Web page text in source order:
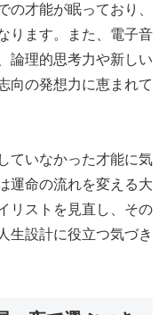
の才能が眠っており、
ります。また、電子音
論理的思考力や新しい
向の発想力に恵まれて
ていなかった才能に気
運命の流れを変える大
リストを見直し、その
生設計に役立つ気づき